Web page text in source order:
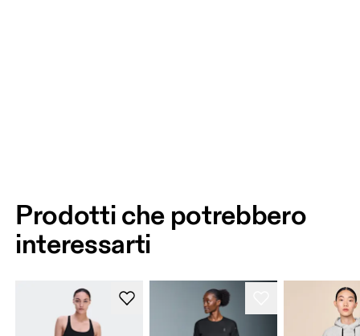
Prodotti che potrebbero
interessarti